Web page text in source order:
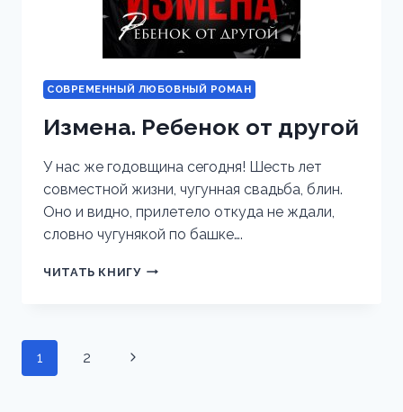
СОВРЕМЕННЫЙ ЛЮБОВНЫЙ РОМАН
Измена. Ребенок от другой
У нас же годовщина сегодня! Шесть лет
совместной жизни, чугунная свадьба, блин.
Оно и видно, прилетело откуда не ждали,
словно чугунякой по башке….
ЧИТАТЬ КНИГУИЗМЕНА.
Навигация
по
1 2
Следующая